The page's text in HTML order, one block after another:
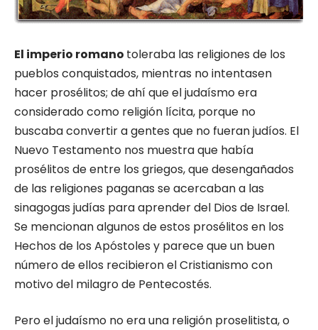
El imperio romano toleraba las reli­giones de los
pueblos conquistados, mientras no intentasen
hacer prosélitos; de ahí que el judaísmo era
considerado como religión lícita, porque no
buscaba convertir a gentes que no fueran judíos. El
Nuevo Testamento nos mues­tra que había
prosélitos de entre los griegos, que desengañados
de las religiones paganas se acercaban a las
sinagogas judías para aprender del Dios de Israel.
Se mencionan algunos de es­tos prosélitos en los
Hechos de los Apóstoles y parece que un buen
número de ellos recibieron el Cristianismo con
motivo del milagro de Pen­tecostés.
Pero el judaísmo no era una religión prose­litista, o